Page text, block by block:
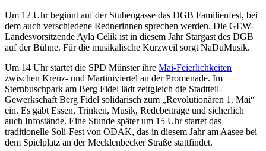
Um 12 Uhr beginnt auf der Stubengasse das DGB Familienfest, bei
dem auch verschiedene Rednerinnen sprechen werden. Die GEW-
Landesvorsitzende Ayla Celik ist in diesem Jahr Stargast des DGB
auf der Bühne. Für die musikalische Kurzweil sorgt NaDuMusik.
Um 14 Uhr startet die SPD Münster ihre Mai-Feierlichkeiten
zwischen Kreuz- und Martiniviertel an der Promenade. Im
Sternbuschpark am Berg Fidel lädt zeitgleich die Stadtteil-
Gewerkschaft Berg Fidel solidarisch zum „Revolutionären 1. Mai“
ein. Es gäbt Essen, Trinken, Musik, Redebeiträge und sicherlich
auch Infostände. Eine Stunde später um 15 Uhr startet das
traditionelle Soli-Fest von ODAK, das in diesem Jahr am Aasee bei
dem Spielplatz an der Mecklenbecker Straße stattfindet.